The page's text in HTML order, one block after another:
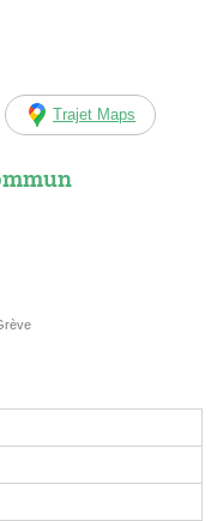
Trajet Maps